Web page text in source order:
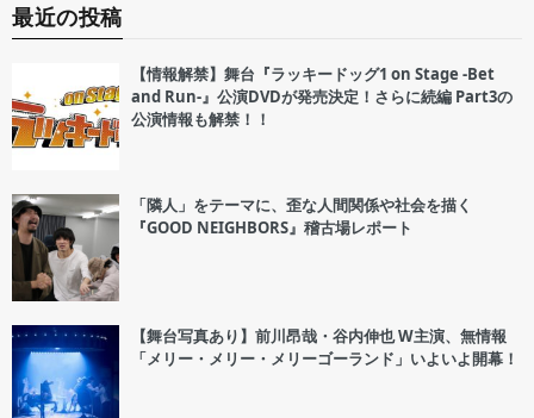
最近の投稿
【情報解禁】舞台『ラッキードッグ1 on Stage -Bet
and Run-』公演DVDが発売決定！さらに続編 Part3の
公演情報も解禁！！
「隣人」をテーマに、歪な人間関係や社会を描く
『GOOD NEIGHBORS』稽古場レポート
【舞台写真あり】前川昂哉・谷内伸也 W主演、無情報
「メリー・メリー・メリーゴーランド」いよいよ開幕！